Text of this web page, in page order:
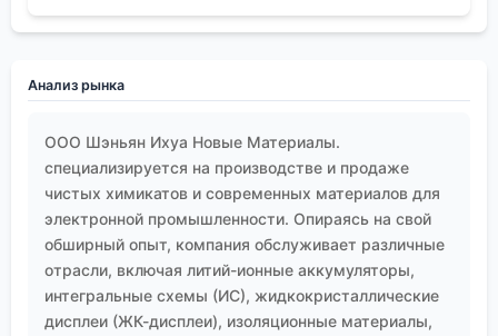
свойства самого растворителя (летучесть,
процедуры, и человеческий фактор, и средства
гарантированно однажды столкнуться с
чрезвычайной ситуацией. Поставщики, такие как
ООО Шэньян Ихуа Новые Материалы, обеспечивают
качество и чистоту продукта, что, безусловно,
снижает риски, связанные с примесями. Но
конечная ответственность за создание
безопасных условий ложится на того, кто этот
Анализ рынка
ООО Шэньян Ихуа Новые Материалы.
специализируется на производстве и продаже
чистых химикатов и современных материалов для
электронной промышленности. Опираясь на свой
обширный опыт, компания обслуживает различные
отрасли, включая литий-ионные аккумуляторы,
интегральные схемы (ИС), жидкокристаллические
дисплеи (ЖК-дисплеи), изоляционные материалы,